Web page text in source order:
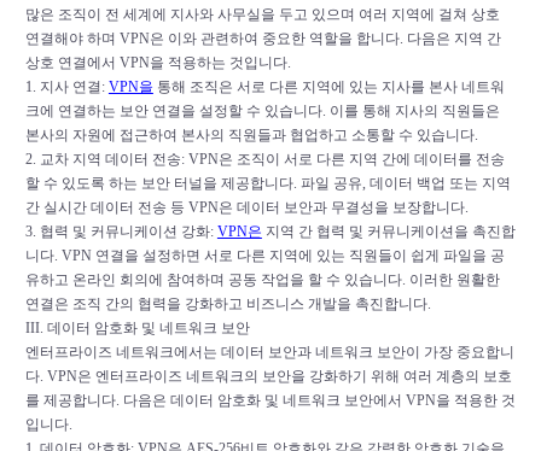
많은 조직이 전 세계에 지사와 사무실을 두고 있으며 여러 지역에 걸쳐 상호
연결해야 하며 VPN은 이와 관련하여 중요한 역할을 합니다. 다음은 지역 간
상호 연결에서 VPN을 적용하는 것입니다.
1. 지사 연결: VPN을 통해 조직은 서로 다른 지역에 있는 지사를 본사 네트워
크에 연결하는 보안 연결을 설정할 수 있습니다. 이를 통해 지사의 직원들은
본사의 자원에 접근하여 본사의 직원들과 협업하고 소통할 수 있습니다.
2. 교차 지역 데이터 전송: VPN은 조직이 서로 다른 지역 간에 데이터를 전송
할 수 있도록 하는 보안 터널을 제공합니다. 파일 공유, 데이터 백업 또는 지역
간 실시간 데이터 전송 등 VPN은 데이터 보안과 무결성을 보장합니다.
3. 협력 및 커뮤니케이션 강화: VPN은 지역 간 협력 및 커뮤니케이션을 촉진합
니다. VPN 연결을 설정하면 서로 다른 지역에 있는 직원들이 쉽게 파일을 공
유하고 온라인 회의에 참여하며 공동 작업을 할 수 있습니다. 이러한 원활한
연결은 조직 간의 협력을 강화하고 비즈니스 개발을 촉진합니다.
III. 데이터 암호화 및 네트워크 보안
엔터프라이즈 네트워크에서는 데이터 보안과 네트워크 보안이 가장 중요합니
다. VPN은 엔터프라이즈 네트워크의 보안을 강화하기 위해 여러 계층의 보호
를 제공합니다. 다음은 데이터 암호화 및 네트워크 보안에서 VPN을 적용한 것
입니다.